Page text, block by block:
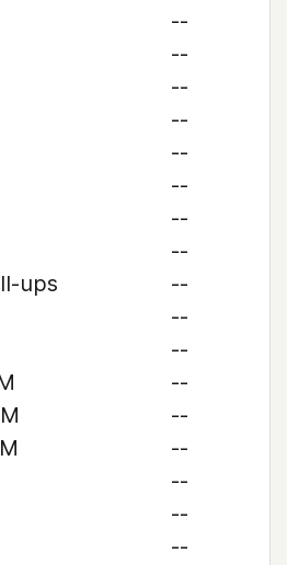
--
--
--
--
--
--
--
--
ups
--
--
--
--
--
--
--
--
--